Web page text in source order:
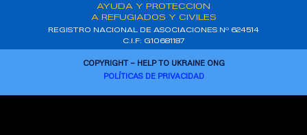
AYUDA Y PROTECCION
A REFUGIADOS Y CIVILES
REGISTRO NACIONAL DE ASOCIACIONES Nº 624514
C.I.F: G10681187
COPYRIGHT – HELP TO UKRAINE ONG
POLÍTICAS DE PRIVACIDAD